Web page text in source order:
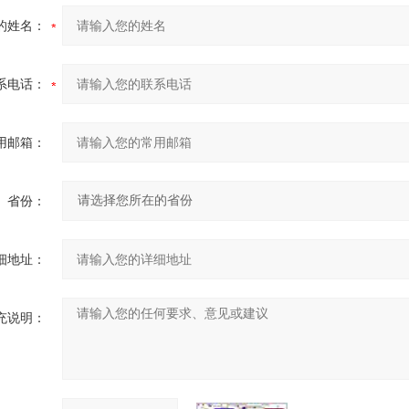
姓名：
电话：
邮箱：
省份：
地址：
说明：